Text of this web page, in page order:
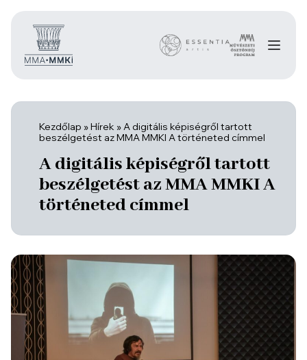
Kezdőlap »Hírek »A digitális képiségről tartott
beszélgetést az MMA MMKI A történeted címmel
A digitális képiségről tartott
beszélgetést az MMA MMKI A
történeted címmel